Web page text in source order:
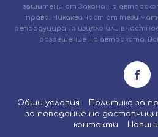
защитени от Закона на
права. Никаква част от тези
репродуцирана изцяло или в
разрешение на авторката.
Общи условия Политика за
за поведение на
контакти